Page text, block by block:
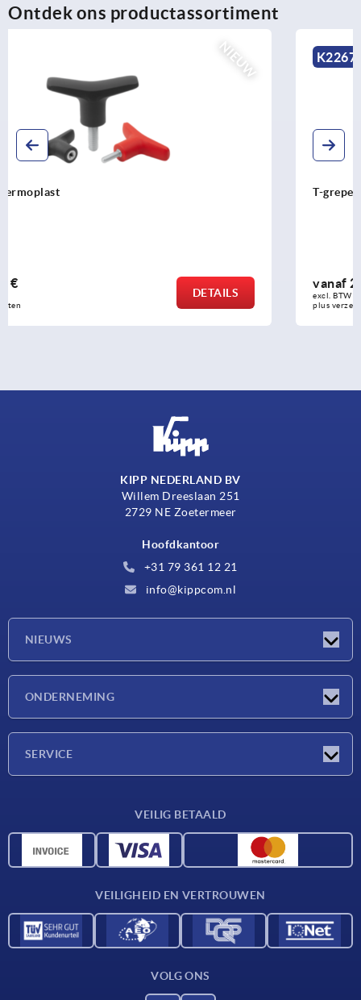
Ontdek ons productassortiment
NIEUW
T-grepen antibacterieel
DETAILS
KIPP NEDERLAND BV
Willem Dreeslaan 251
2729 NE Zoetermeer
Hoofdkantoor
+31 79 361 12 21
info@kippcom.nl
NIEUWS
ONDERNEMING
SERVICE
CAD-gegevens
VEILIG BETAALD
VEILIGHEID EN VERTROUWEN
VOLG ONS